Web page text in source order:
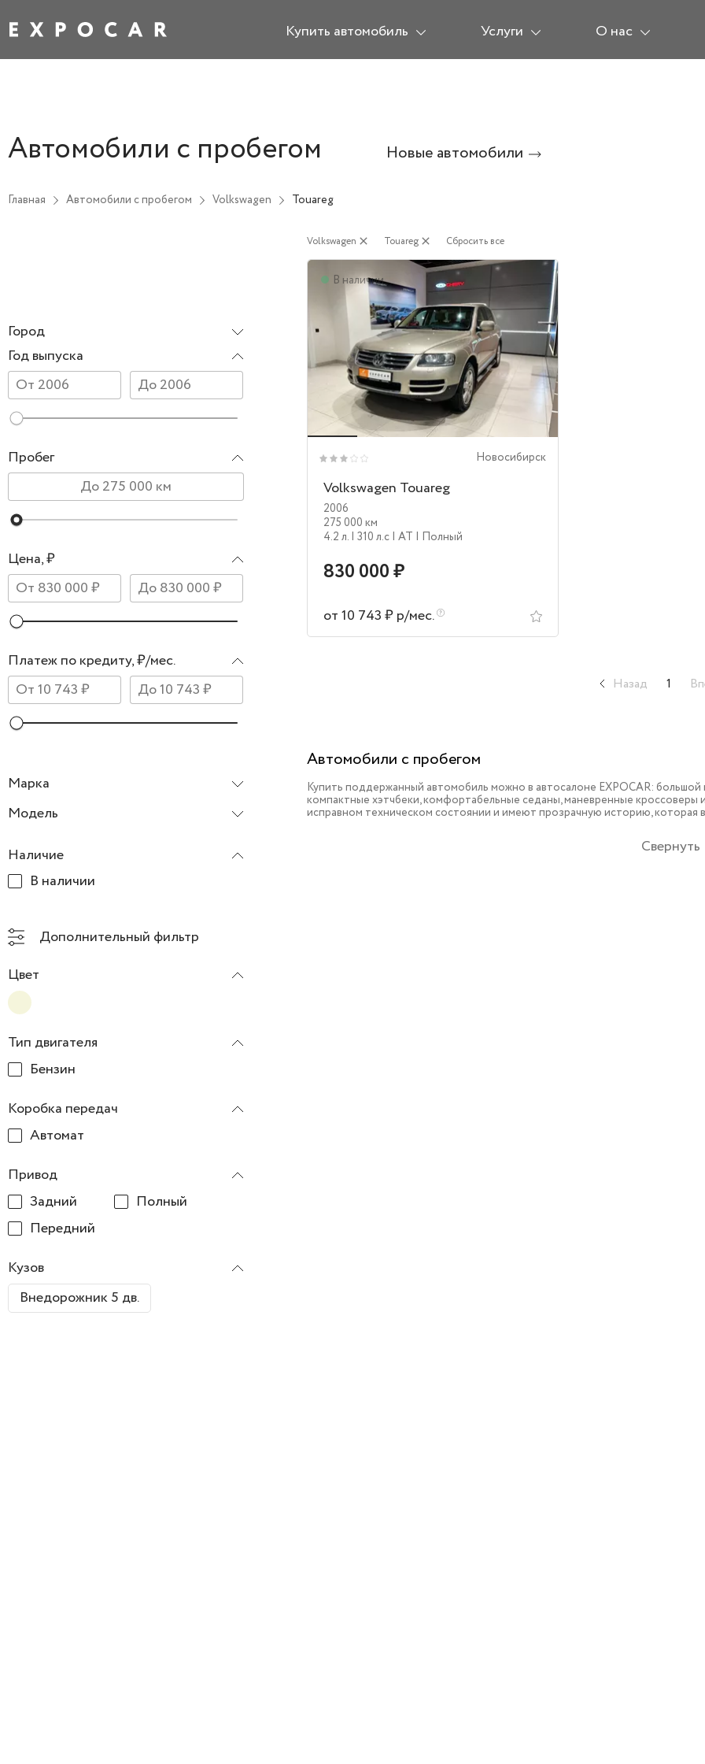
Купить автомобиль Услуги О нас
Автомобили с пробегом Новые автомобили
Главная Автомобили с пробегом Volkswagen Touareg
Город
Все города
Год выпуска
Пробег
Марка
Модель
Цена, ₽
Платеж по кредиту, ₽/мес.
Наличие
В наличии
Дополнительный фильтр
Цвет
Тип двигателя
Бензин
Коробка передач
Автомат
Привод
Задний
Полный
Передний
Кузов
Внедорожник 5 дв.
Volkswagen close Touareg close Сбросить все
В наличии
Новосибирск
Volkswagen Touareg
2006
275 000 км
4.2 л. | 310 л.c | AT | Полный
830 000 ₽
от 10 743 ₽ р/мес.
Назад 1
Автомобили с пробегом
Купить поддержанный автомобиль можно в автосалоне EXPOCAR:
компактные хэтчбеки, комфортабельные седаны, маневренные кроссоверы
исправном техническом состоянии и имеют прозрачную историю, которая
Свернуть